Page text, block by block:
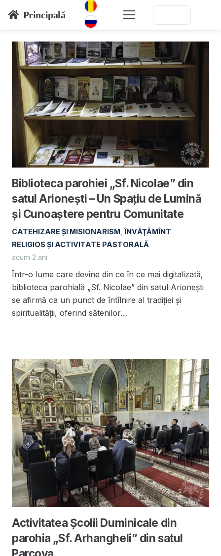
Principală
Biblioteca parohiei „Sf. Nicolae” din
satul Arionești – Un Spațiu de Lumină
și Cunoaștere pentru Comunitate
CATEHIZARE ŞI MISIONARISM ,ÎNVĂŢĂMÎNT
RELIGIOS ŞI ACTIVITATE PASTORALĂ
acum 2 ani
Într-o lume care devine din ce în ce mai digitalizată,
biblioteca parohială „Sf. Nicolae” din satul Arionești
se afirmă ca un punct de întîlnire al tradiției și
spiritualității, oferind sătenilor…
Activitatea Școlii Duminicale din
parohia „Sf. Arhangheli” din satul
Parcova